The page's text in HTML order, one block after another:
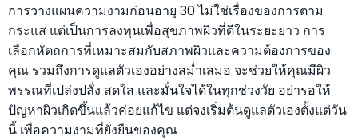
การวางแผนความงามก่อนอายุ 30 ไม่ใช่เรื่องของการตาม
กระแส แต่เป็นการลงทุนเพื่อสุขภาพผิวที่ดีในระยะยาว การ
เลือกหัตถการที่เหมาะสมกับสภาพผิวและความต้องการของ
คุณ รวมถึงการดูแลตัวเองอย่างสม่ำเสมอ จะช่วยให้คุณมีผิว
พรรณที่เปล่งปลั่ง สดใส และมั่นใจได้ในทุกช่วงวัย อย่ารอให้
ปัญหาผิวเกิดขึ้นแล้วค่อยแก้ไข แต่จงเริ่มต้นดูแลตัวเองตั้งแต่วัน
นี้ เพื่อความงามที่ยั่งยืนของคุณ